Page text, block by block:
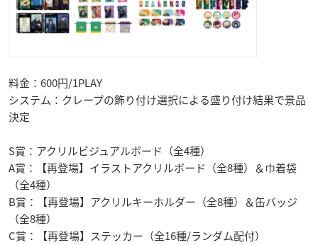
料金：600円/1PLAY
システム：クレープの飾り付け選択による盛り付け結果で景品
決定
S賞：アクリルビジュアルボード（全4種）
A賞：【再登場】イラストアクリルボード（全8種）＆巾着袋
（全4種）
B賞：【再登場】アクリルキーホルダー（全8種）＆缶バッジ
（全8種）
C賞：【再登場】ステッカー（全16種/ランダム配付）